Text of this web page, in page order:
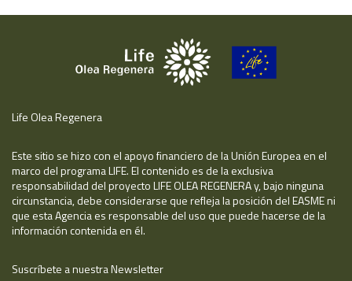
Life Olea Regenera
Este sitio se hizo con el apoyo financiero de la Unión Europea en el
marco del programa LIFE. El contenido es de la exclusiva
responsabilidad del proyecto LIFE OLEA REGENERA y, bajo ninguna
circunstancia, debe considerarse que refleja la posición del EASME ni
que esta Agencia es responsable del uso que puede hacerse de la
información contenida en él.
Suscríbete a nuestra Newsletter